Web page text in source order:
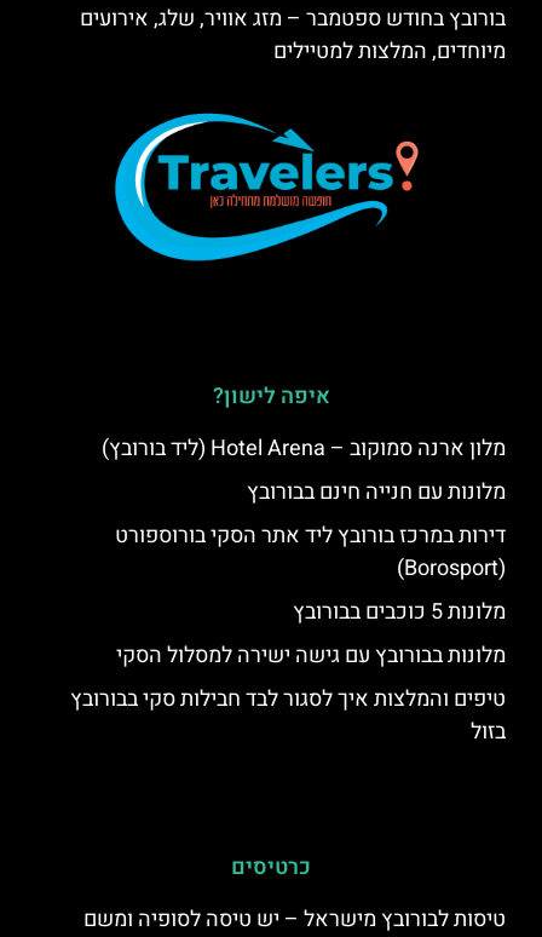
בורובץ בחודש ספטמבר – מזג אוויר, שלג, אירועים
מיוחדים, המלצות למטיילים
איפה לישון?
מלון ארנה סמוקוב – Hotel Arena (ליד בורובץ)
מלונות עם חנייה חינם בבורובץ
דירות במרכז בורובץ ליד אתר הסקי בורוספורט
(Borosport)
מלונות 5 כוכבים בבורובץ
מלונות בבורובץ עם גישה ישירה למסלול הסקי
טיפים והמלצות איך לסגור לבד חבילות סקי בבורובץ
בזול
כרטיסים
טיסות לבורובץ מישראל – יש טיסה לסופיה ומשם